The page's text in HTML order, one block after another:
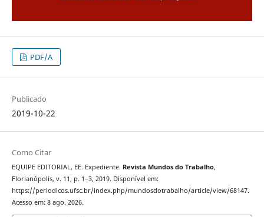
PDF/A
Publicado
2019-10-22
Como Citar
EQUIPE EDITORIAL, EE. Expediente. Revista Mundos do Trabalho,
Florianópolis, v. 11, p. 1–3, 2019. Disponível em:
https://periodicos.ufsc.br/index.php/mundosdotrabalho/article/view/68147.
Acesso em: 8 ago. 2026.